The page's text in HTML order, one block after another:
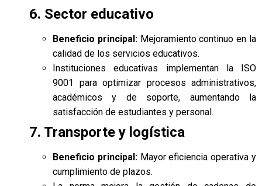
6. Sector educativo
Beneficio principal:Mejoramiento continuo en la
calidad de los servicios educativos.
Instituciones educativas implementan la ISO
9001 para optimizar procesos administrativos,
académicos y de soporte, aumentando la
satisfacción de estudiantes y personal.
7. Transporte y logística
Beneficio principal:Mayor eficiencia operativa y
cumplimiento de plazos.